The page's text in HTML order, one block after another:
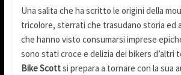
Una salita che ha scritto le origini della
tricolore, sterrati che trasudano storia ed
che hanno visto consumarsi imprese
sono stati croce e delizia dei bikers d’altri
Bike Scottsi prepara a tornare con la sua